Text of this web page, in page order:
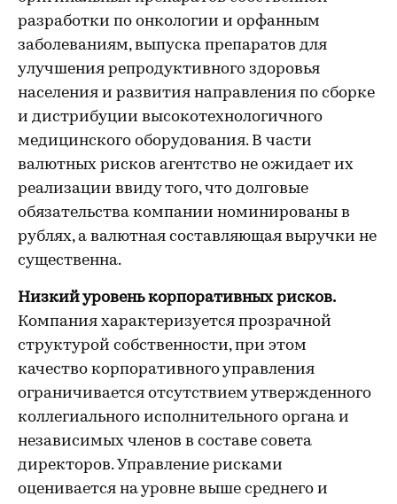
разработки по онкологии и орфанным
заболеваниям, выпуска препаратов для
улучшения репродуктивного здоровья
населения и развития направления по сборке
и дистрибуции высокотехнологичного
медицинского оборудования. В части
валютных рисков агентство не ожидает их
реализации ввиду того, что долговые
обязательства компании номинированы в
рублях, а валютная составляющая выручки не
существенна.
Низкий уровень корпоративных рисков.
Компания характеризуется прозрачной
структурой собственности, при этом
качество корпоративного управления
ограничивается отсутствием утвержденного
коллегиального исполнительного органа и
независимых членов в составе совета
директоров. Управление рисками
оценивается на уровне выше среднего и